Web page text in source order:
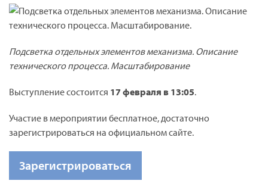
Подсветка отдельных элементов механизма. Описание
технического процесса. Масштабирование
Выступление состоится 17 февраля в 13:05.
Участие в мероприятии бесплатное, достаточно
зарегистрироваться на официальном сайте.
Зарегистрироваться